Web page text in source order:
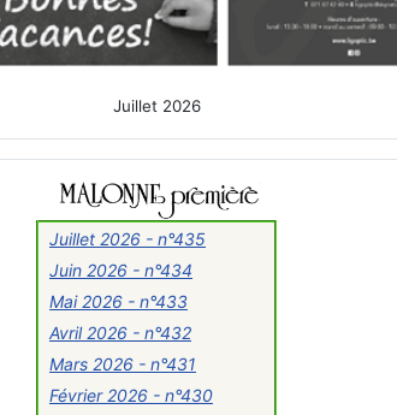
Juillet 2026
Juillet 2026 - n°435
Juin 2026 - n°434
Mai 2026 - n°433
Avril 2026 - n°432
Mars 2026 - n°431
Février 2026 - n°430